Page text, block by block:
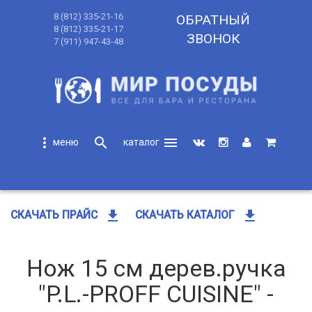
8 (812) 335-21-16
8 (812) 335-21-17
7 (911) 947-43-48
ОБРАТНЫЙ
ЗВОНОК
more_vert search
menu
СКАЧАТЬ ПРАЙС get_app СКАЧАТЬ КАТАЛОГ get_app
Нож 15 см дерев.ручка
"P.L.-PROFF CUISINE" -